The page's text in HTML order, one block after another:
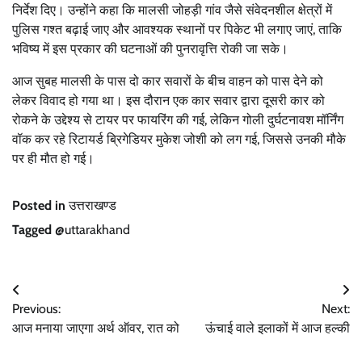
निर्देश दिए। उन्होंने कहा कि मालसी जोहड़ी गांव जैसे संवेदनशील क्षेत्रों में
पुलिस गश्त बढ़ाई जाए और आवश्यक स्थानों पर पिकेट भी लगाए जाएं, ताकि
भविष्य में इस प्रकार की घटनाओं की पुनरावृत्ति रोकी जा सके।
आज सुबह मालसी के पास दो कार सवारों के बीच वाहन को पास देने को
लेकर विवाद हो गया था। इस दौरान एक कार सवार द्वारा दूसरी कार को
रोकने के उद्देश्य से टायर पर फायरिंग की गई, लेकिन गोली दुर्घटनावश मॉर्निंग
वॉक कर रहे रिटायर्ड ब्रिगेडियर मुकेश जोशी को लग गई, जिससे उनकी मौके
पर ही मौत हो गई।
Posted inउत्तराखण्ड
Tagged @uttarakhand
Post
navigation
Previous:
आज मनाया जाएगा अर्थ ऑवर, रात को
Next:
ऊंचाई वाले इलाकों में आज हल्की